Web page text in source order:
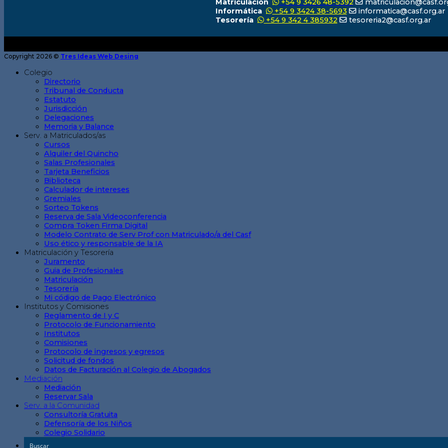
Informática
+54 9 3424 38-5693
informatica@casf.org.ar
Tesorería
+54 9 342 4 385932 tesoreria2@casf.org.ar
Copyright 2026 © Tres Ideas Web Desing
Colegio
Directorio
Tribunal de Conducta
Estatuto
Jurisdicción
Delegaciones
Memoria y Balance
Serv. a Matriculados/as
Cursos
Alquiler del Quincho
Salas Profesionales
Tarjeta Beneficios
Biblioteca
Calculador de intereses
Gremiales
Sorteo Tokens
Reserva de Sala Videoconferencia
Compra Token Firma Digital
Modelo Contrato de Serv Prof con Matriculado/a del Casf
Uso ético y responsable de la IA
Matriculación y Tesorería
Juramento
Guia de Profesionales
Matriculación
Tesorería
Mi código de Pago Electrónico
Institutos y Comisiones
Reglamento de I y C
Protocolo de Funcionamiento
Institutos
Comisiones
Protocolo de ingresos y egresos
Solicitud de fondos
Datos de Facturación al Colegio de Abogados
Mediación
Mediación
Reservar Sala
Serv. a la Comunidad
Consultoría Gratuita
Defensoría de los Niños
Colegio Solidario